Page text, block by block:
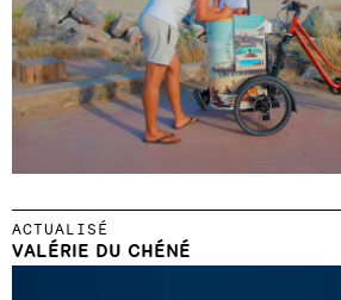
ACTUALISÉ
VALÉRIE DU CHÉNÉ